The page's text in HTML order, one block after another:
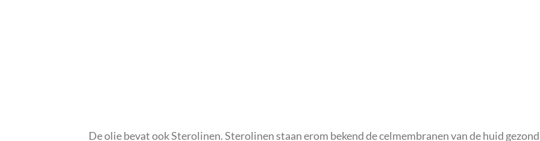
De olie bevat ook Sterolinen. Sterolinen staan erom bekend de celmembranen van de huid